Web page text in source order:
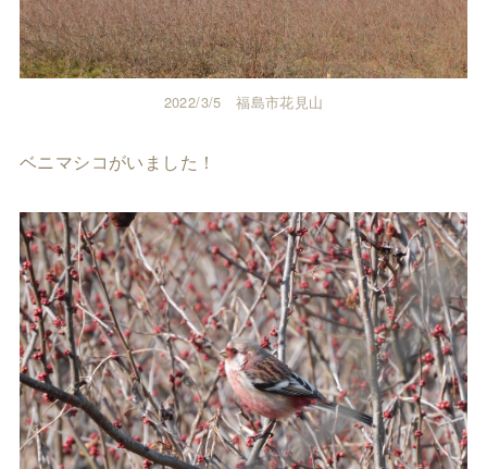
2022/3/5 福島市花見山
ベニマシコがいました！